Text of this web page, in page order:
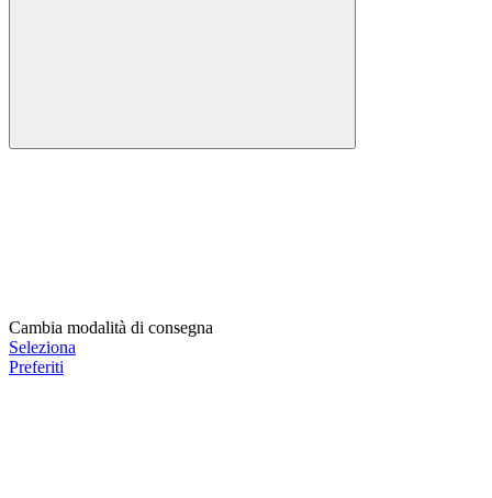
Cambia modalità di consegna
Seleziona
Preferiti